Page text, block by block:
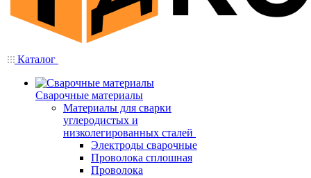
Каталог
Сварочные материалы
Материалы для сварки
углеродистых и
низколегированных сталей
Электроды сварочные
Проволока сплошная
Проволока